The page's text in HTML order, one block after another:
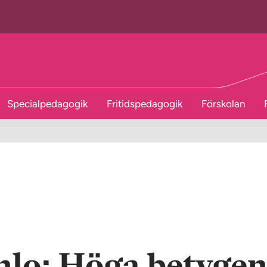
Specialpedagogik Fritidspedagogik Förskolan